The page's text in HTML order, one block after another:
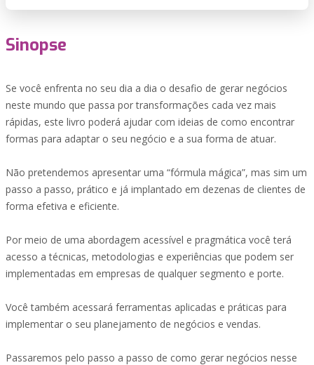
Sinopse
Se você enfrenta no seu dia a dia o desafio de gerar negócios
neste mundo que passa por transformações cada vez mais
rápidas, este livro poderá ajudar com ideias de como encontrar
formas para adaptar o seu negócio e a sua forma de atuar.
Não pretendemos apresentar uma “fórmula mágica”, mas sim um
passo a passo, prático e já implantado em dezenas de clientes de
forma efetiva e eficiente.
Por meio de uma abordagem acessível e pragmática você terá
acesso a técnicas, metodologias e experiências que podem ser
implementadas em empresas de qualquer segmento e porte.
Você também acessará ferramentas aplicadas e práticas para
implementar o seu planejamento de negócios e vendas.
Passaremos pelo passo a passo de como gerar negócios nesse